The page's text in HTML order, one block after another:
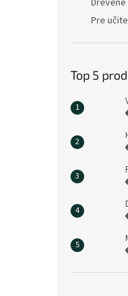
Pre
Top 5